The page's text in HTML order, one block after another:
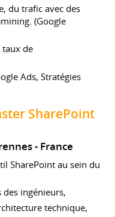
du trafic avec des
(Google
taux de
Ads, Stratégies
SharePoint
France
SharePoint au sein du
des ingénieurs,
technique,